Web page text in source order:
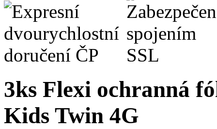
3ks Flexi ochranná
Kids Twin 4G